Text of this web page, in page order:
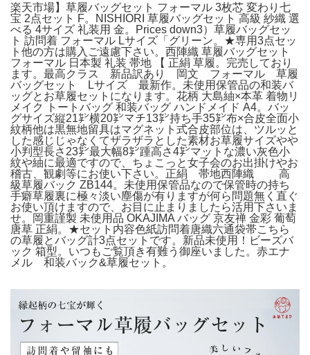
楽天市場】草履バッグセット フォーマル 3枚芯 変わり七
宝 2点セット F。NISHIORI 草履バッグセット 高級 紗織 選
べる 4サイズ 礼装用 金。Prices down3）草履バッグセッ
ト 訪問着 フォーマル Lサイズ「グリーン。★専用3点セッ
ト他の方は購入ご遠慮下さい。西陣織 草履バッグセット
フォーマル 日本製 礼装 帯地 【 正絹 草履。完売しており
ます。最高クラス 新品訳あり 岡文 フォーマル 草履
バッグセット Lサイズ 最新作。未使用保管品の和装バ
ッグとお草履セットになります。花柄 大島紬×本革 着物リ
メイク トートバッグ 和装バッグ ハンドメイド A4。バッ
グサイズ縦21㌢横20㌢マチ13㌢持ち手35㌢布×合皮全面小
紋柄他は黒無地留具はマグネット式合皮部位は、ツルッと
した感じじゃなくてザラザラとした素材お草履サイズやや
小判型長さ23㌢最大幅8㌢踵高さ4㌢マットな濃い灰色小
紋や紬に最適ですので、ちょこっと女子会のお出掛けやお
稽古、観劇等にお使い下さい。正絹 帯地西陣織 高
級草履バック ZB144。未使用保管品なので保管時の持ち
手癖草履裏に極々淡い塵傷が有りますが何ら問題無く直ぐ
お使い頂けますので、お目に止まりましたら活用下さいま
せ。岡重謹製 未使用品 OKAJIMA バッグ 京友禅 金彩 葡萄
唐草 正絹。★セット内容色紙訪問着唐織六通袋帯こちら
の草履とバッグ計3点セットです。新品未使用！ビーズバ
ック 箱型。いつもご覧頂き有難う御座いました。赤エナ
メル 和装バック&草履セット。